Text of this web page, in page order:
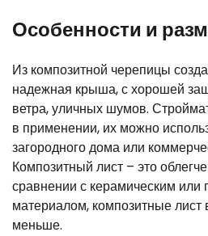
Особенности и
Из композитной черепицы
надежная крыша, с хорошей
ветра, уличных шумов.
в применении, их можно
загородного дома или
Композитный лист – это
сравнении с керамическим
материалом, композитные лист
меньше.